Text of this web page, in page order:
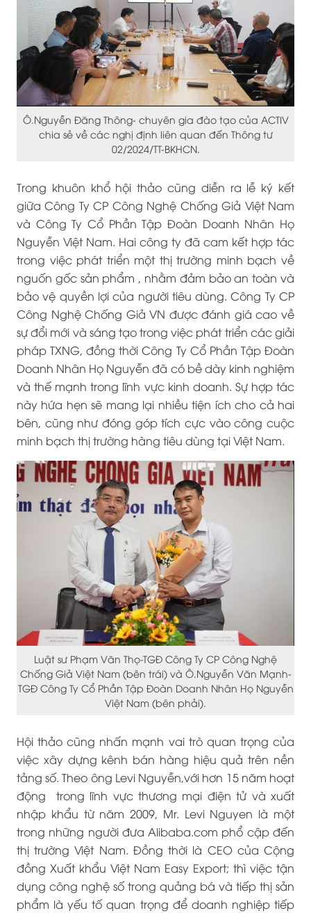
Ô.Nguyễn Đăng Thông- chuyên gia đào tạo của ACTIV
chia sẻ về các nghị định liên quan đến Thông tư
02/2024/TT-BKHCN.
Trong khuôn khổ hội thảo cũng diễn ra lễ ký kết
giữa Công Ty CP Công Nghệ Chống Giả Việt Nam
và Công Ty Cổ Phần Tập Đoàn Doanh Nhân Họ
Nguyễn Việt Nam. Hai công ty đã cam kết hợp tác
trong việc phát triển một thị trường minh bạch về
nguốn gốc sản phẩm , nhằm đảm bảo an toàn và
bảo vệ quyền lợi của người tiêu dùng. Công Ty CP
Công Nghệ Chống Giả VN được đánh giá cao về
sự đổi mới và sáng tạo trong việc phát triển các giải
pháp TXNG, đồng thời Công Ty Cổ Phần Tập Đoàn
Doanh Nhân Họ Nguyễn đã có bề dày kinh nghiệm
và thế mạnh trong lĩnh vực kinh doanh. Sự hợp tác
này hứa hẹn sẽ mang lại nhiều tiện ích cho cả hai
bên, cũng như đóng góp tích cực vào công cuộc
minh bạch thị trường hàng tiêu dùng tại Việt Nam.
Luật sư Phạm Văn Thọ-TGĐ Công Ty CP Công Nghệ
Chống Giả Việt Nam (bên trái) và Ô.Nguyễn Văn Mạnh-
TGĐ Công Ty Cổ Phần Tập Đoàn Doanh Nhân Họ Nguyễn
Việt Nam (bên phải).
Hội thảo cũng nhấn mạnh vai trò quan trọng của
việc xây dựng kênh bán hàng hiệu quả trên nền
tảng số. Theo ông Levi Nguyễn,với hơn 15 năm hoạt
động trong lĩnh vực thương mại điện tử và xuất
nhập khẩu từ năm 2009, Mr. Levi Nguyen là một
trong những người đưa Alibaba.com phổ cập đến
thị trường Việt Nam. Đồng thời là CEO của Cộng
đồng Xuất khẩu Việt Nam Easy Export; thì việc tận
dụng công nghệ số trong quảng bá và tiếp thị sản
phẩm là yếu tố quan trọng để doanh nghiệp tiếp